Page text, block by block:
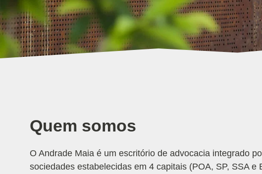
Quem somos
O Andrade Maia é um escritório de advocacia integrado
sociedades estabelecidas em 4 capitais (POA, SP, SSA e